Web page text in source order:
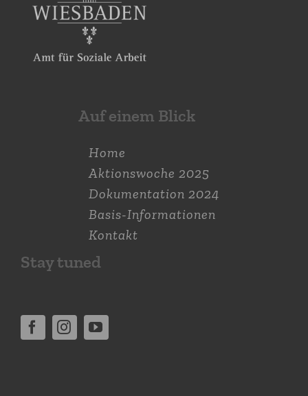
Auf einem Blick
Home
Aktions­woche 2025
Dokumen­tation 2024
Basis-Informationen
Kontakt
Stay tuned